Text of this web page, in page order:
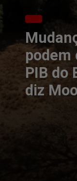
podem
PIB do
diz